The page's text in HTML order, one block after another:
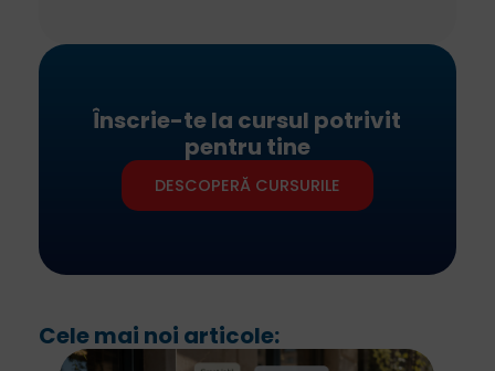
Înscrie-te la cursul potrivit
pentru tine
DESCOPERĂ CURSURILE
Cele mai noi articole: